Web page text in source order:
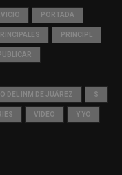
PORTADA
PRINCIPL
DEL INM DE JUÁREZ S
VIDEO Y YO